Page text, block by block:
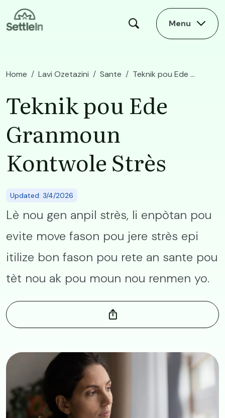
Skip to main content
Menu
Home Lavi Ozetazini Sante Teknik pou Ede Granmoun Kontwole Strès
Teknik pou Ede
Granmoun
Kontwole Strès
Updated: 3/4/2026
Lè nou gen anpil strès, li enpòtan pou
evite move fason pou jere strès epi
itilize bon fason pou rete an sante pou
tèt nou ak pou moun nou renmen yo.
Image